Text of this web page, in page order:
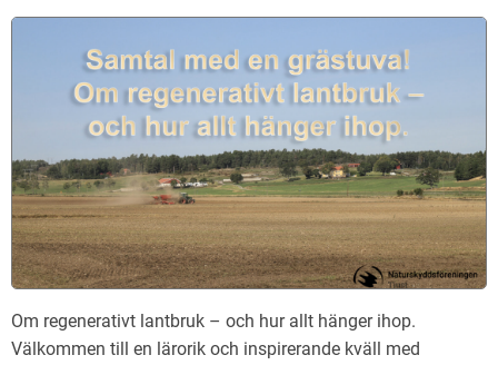
Om regenerativt lantbruk – och hur allt hänger ihop.
Välkommen till en lärorik och inspirerande kväll med